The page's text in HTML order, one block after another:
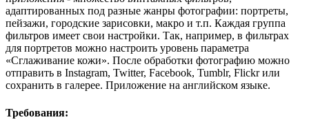
адаптированных под разные жанры фотографии: портреты,
пейзажи, городские зарисовки, макро и т.п. Каждая группа
фильтров имеет свои настройки. Так, например, в фильтрах
для портретов можно настроить уровень параметра
«Сглаживание кожи». После обработки фотографию можно
отправить в Instagram, Twitter, Facebook, Tumblr, Flickr или
сохранить в галерее. Приложение на английском языке.
Требования: